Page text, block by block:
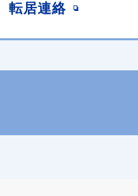
転居連絡